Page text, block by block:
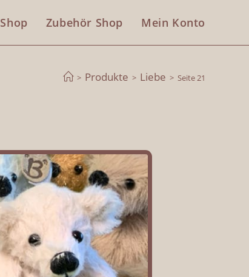
Shop Zubehör Shop Mein Konto
> Produkte > Liebe > Seite 21